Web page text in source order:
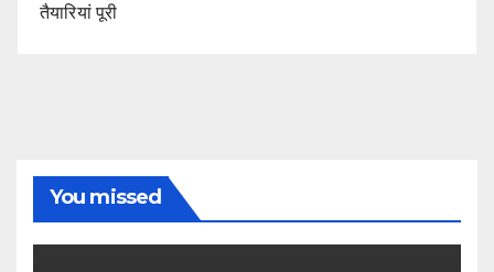
तैयारियां पूरी
You missed